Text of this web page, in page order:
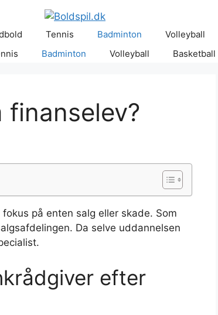
Tennis Badminton Volleyball
Badminton Volleyball Basketball
finanselev?
på enten salg eller skade. Som
Da selve uddannelsen
efter